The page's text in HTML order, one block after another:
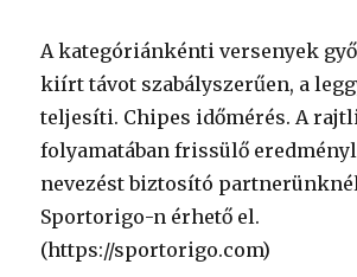
A kategóriánkénti versenyek
kiírt távot szabályszerűen, a
teljesíti. Chipes időmérés. A
folyamatában frissülő
nevezést biztosító
Sportorigo-n érhető el.
(https://sportorigo.com)